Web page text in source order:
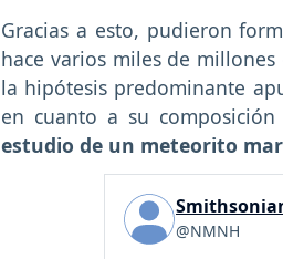
Gracias a esto, pudieron
hace varios miles de
la hipótesis predominante
en cuanto a su
estudio de un meteorito
@NMNH